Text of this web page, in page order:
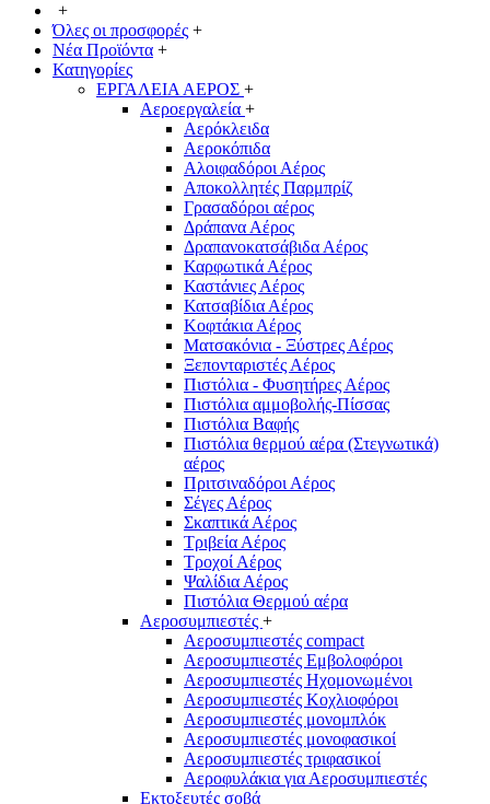
+
Όλες οι προσφορές +
Νέα Προϊόντα +
Κατηγορίες
ΕΡΓΑΛΕΙΑ ΑΕΡΟΣ +
Αεροεργαλεία +
Αερόκλειδα
Αεροκόπιδα
Αλοιφαδόροι Αέρος
Αποκολλητές Παρμπρίζ
Γρασαδόροι αέρος
Δράπανα Αέρος
Δραπανοκατσάβιδα Αέρος
Καρφωτικά Αέρος
Καστάνιες Αέρος
Κατσαβίδια Αέρος
Κοφτάκια Αέρος
Ματσακόνια - Ξύστρες Αέρος
Ξεπονταριστές Αέρος
Πιστόλια - Φυσητήρες Αέρος
Πιστόλια αμμοβολής-Πίσσας
Πιστόλια Βαφής
Πιστόλια θερμού αέρα (Στεγνωτικά)
αέρος
Πριτσιναδόροι Αέρος
Σέγες Αέρος
Σκαπτικά Αέρος
Τριβεία Αέρος
Τροχοί Αέρος
Ψαλίδια Αέρος
Πιστόλια Θερμού αέρα
Αεροσυμπιεστές +
Αεροσυμπιεστές compact
Αεροσυμπιεστές Εμβολοφόροι
Αεροσυμπιεστές Ηχομονωμένοι
Αεροσυμπιεστές Κοχλιοφόροι
Αεροσυμπιεστές μονομπλόκ
Αεροσυμπιεστές μονοφασικοί
Αεροσυμπιεστές τριφασικοί
Αεροφυλάκια για Αεροσυμπιεστές
Εκτοξευτές σοβά